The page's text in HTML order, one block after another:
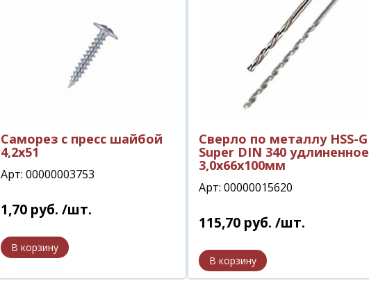
Саморез с пресс шайбой
4,2х51
Арт: 00000003753
1,70 руб. /шт.
Сверло по металлу HSS-G
Super DIN 340 удлиненное
3,0х66х100мм
Арт: 00000015620
115,70 руб. /шт.